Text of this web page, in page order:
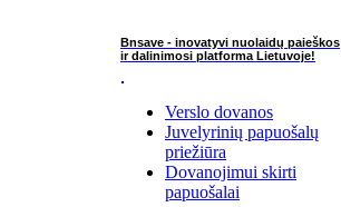
Bnsave - inovatyvi nuolaidų paieškos
ir dalinimosi platforma Lietuvoje!
Verslo dovanos
Juvelyrinių papuošalų
priežiūra
Dovanojimui skirti
papuošalai